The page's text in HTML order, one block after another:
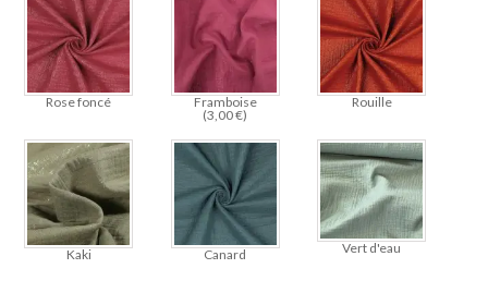
Rose foncé
Framboise
(3,00€)
Rouille
Kaki Canard Vert d'eau